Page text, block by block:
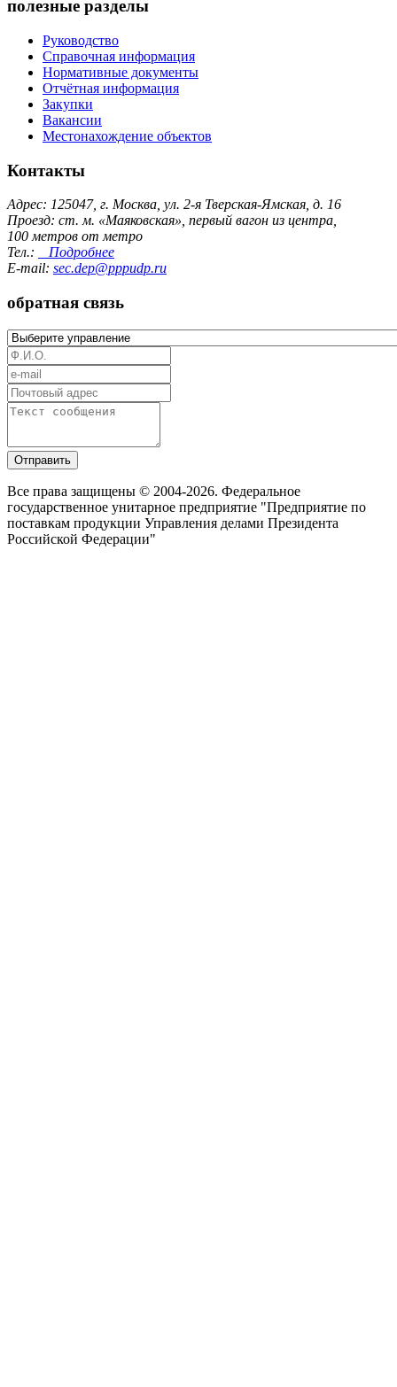
полезные разделы
Руководство
Справочная информация
Нормативные документы
Отчётная информация
Закупки
Вакансии
Местонахождение объектов
Контакты
Адрес: 125047, г. Москва, ул. 2-я Тверская-Ямская, д. 16
Проезд: ст. м. «Маяковская», первый вагон из центра,
100 метров от метро
Тел.:
Подробнее
E-mail: sec.dep@pppudp.ru
обратная связь
Отправить
Все права защищены © 2004-2026. Федеральное
государственное унитарное предприятие "Предприятие по
поставкам продукции Управления делами Президента
Российской Федерации"